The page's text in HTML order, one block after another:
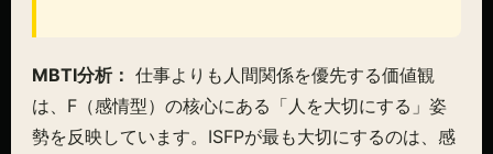
MBTI分析： 仕事よりも人間関係を優先する価値観
は、F（感情型）の核心にある「人を大切にする」姿
勢を反映しています。ISFPが最も大切にするのは、感